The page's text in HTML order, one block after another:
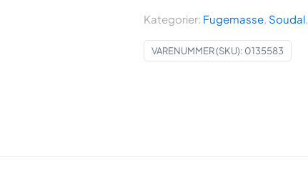
VARENUMMER (SKU): 0135583
Kategorier: Fugemasse, Soudal,